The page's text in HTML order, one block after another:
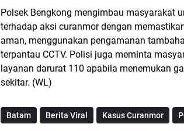
Polsek Bengkong mengimbau masyarakat
terhadap aksi curanmor dengan
aman, menggunakan pengamanan
terpantau CCTV. Polisi juga meminta
layanan darurat 110 apabila menemukan
sekitar. (WL)
Batam Berita Viral Kasus Curanmor